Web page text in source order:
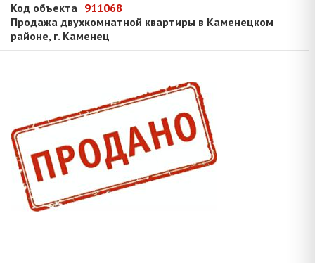
Код объекта 911068
Продажа двухкомнатной квартиры в Каменецком
районе, г. Каменец